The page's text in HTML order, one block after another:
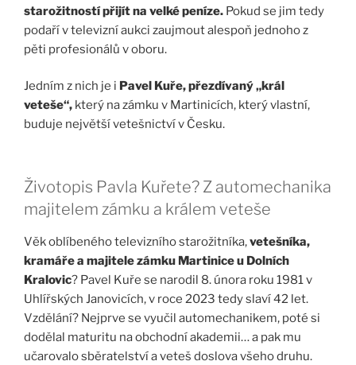
starožitností přijít na velké peníze. Pokud se jim tedy
podaří v televizní aukci zaujmout alespoň jednoho z
pěti profesionálů v oboru.
Jedním z nich je i Pavel Kuře, přezdívaný „král
veteše“, který na zámku v Martinicích, který vlastní,
buduje největší vetešnictví v Česku.
Životopis Pavla Kuřete? Z automechanika
majitelem zámku a králem veteše
Věk oblíbeného televizního starožitníka,vetešníka,
kramáře a majitele zámku Martinice u Dolních
Kralovic? Pavel Kuře se narodil 8. února roku 1981 v
Uhlířských Janovicích, v roce 2023 tedy slaví 42 let.
Vzdělání? Nejprve se vyučil automechanikem, poté si
dodělal maturitu na obchodní akademii… a pak mu
učarovalo sběratelství a veteš doslova všeho druhu.